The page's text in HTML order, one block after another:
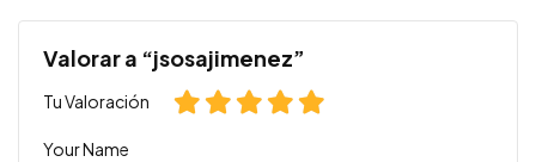
Valorar a “jsosajimenez”
Tu Valoración
Your Name